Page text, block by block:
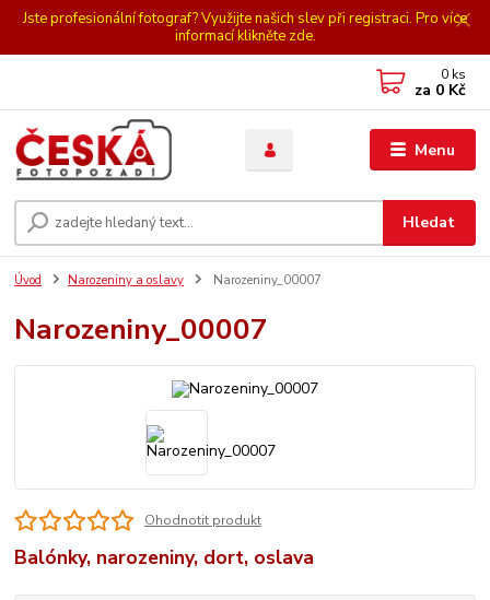
Jste profesionální fotograf? Využijte našich slev při registraci. Pro více
informací klikněte zde.
Menu
Hledat
0 ks
za 0 Kč
Úvod Narozeniny a oslavy Narozeniny_00007
Narozeniny_00007
Ohodnotit produkt
Balónky, narozeniny, dort, oslava